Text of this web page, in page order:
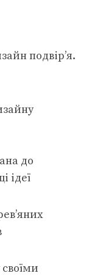
подвір’я.
до
ідеї